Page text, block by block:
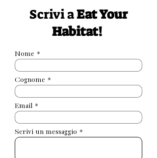
Scrivi aEat Your
Habitat!
Nome
Cognome
Email
Scrivi un messaggio